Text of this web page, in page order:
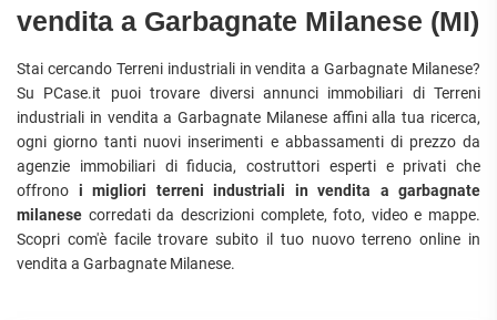
INDIPENDENTI
VILLE
STANZE
RUSTICI E
CASALI
GESTIONE
CON
GIARDINO
APPARTAMENTI
CON BOX
APPARTAMENTI
VICINO
ALLA
METROPOLITANA
VILLETTE
A
vendita a Garbagnate Milanese (MI)
Stai cercando Terreni industriali in vendita a Garbagnate Milanese?
Su PCase.it puoi trovare diversi annunci immobiliari di Terreni
industriali in vendita a Garbagnate Milanese affini alla tua ricerca,
ogni giorno tanti nuovi inserimenti e abbassamenti di prezzo da
agenzie immobiliari di fiducia, costruttori esperti e privati che
offrono i migliori terreni industriali in vendita a garbagnate
milanese corredati da descrizioni complete, foto, video e mappe.
Scopri com'è facile trovare subito il tuo nuovo terreno online in
vendita a Garbagnate Milanese.